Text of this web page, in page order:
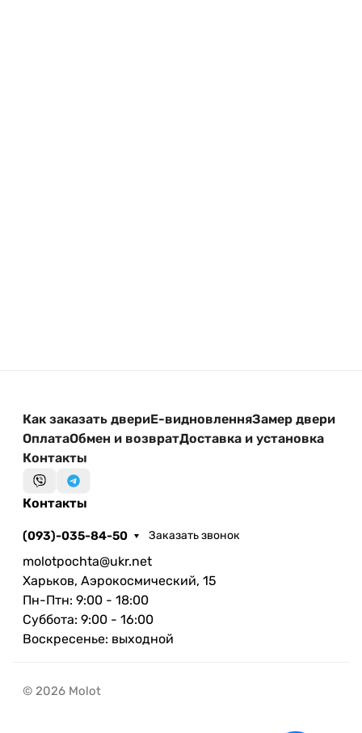
Как заказать двериЕ-видновленняЗамер двери
ОплатаОбмен и возвратДоставка и установка
Контакты
Контакты
(093)-035-84-50 Заказать звонок
molotpochta@ukr.net
Харьков, Аэрокосмический, 15
Пн-Птн: 9:00 - 18:00
Суббота: 9:00 - 16:00
Воскресенье: выходной
© 2026 Molot